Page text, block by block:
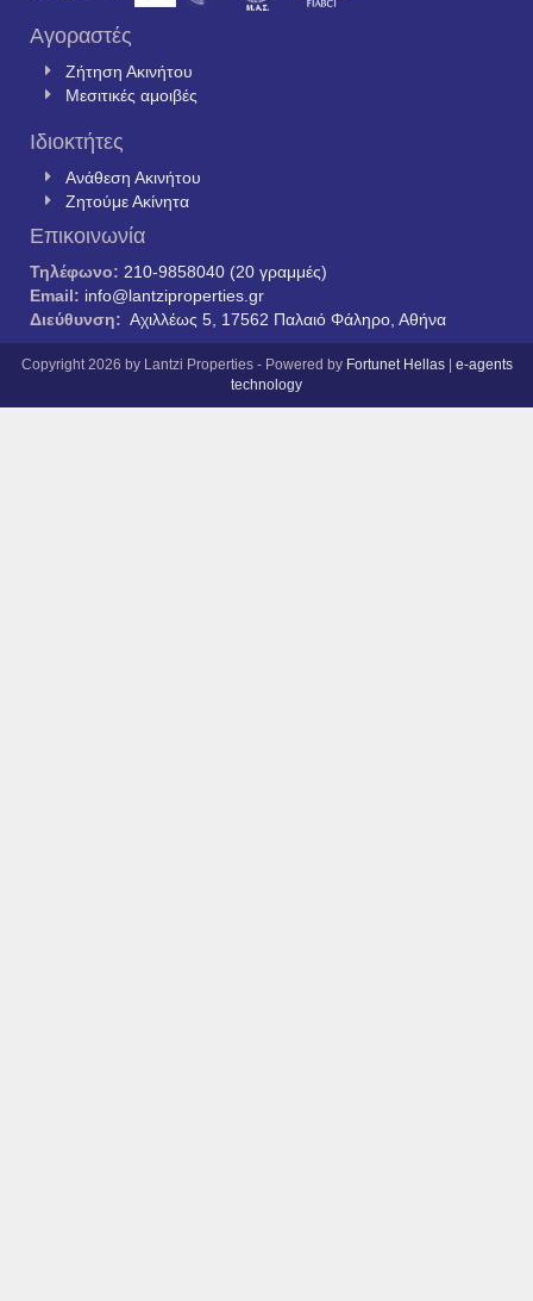
Αγοραστές
Ζήτηση Ακινήτου
Μεσιτικές αμοιβές
Ιδιοκτήτες
Ανάθεση Ακινήτου
Ζητούμε Ακίνητα
Επικοινωνία
Τηλέφωνο: 210-9858040 (20 γραμμές)
Email: info@lantziproperties.gr
Διεύθυνση: Αχιλλέως 5, 17562 Παλαιό Φάληρο, Αθήνα
Copyright 2026 by Lantzi Properties - Powered by Fortunet Hellas| e-agents
technology